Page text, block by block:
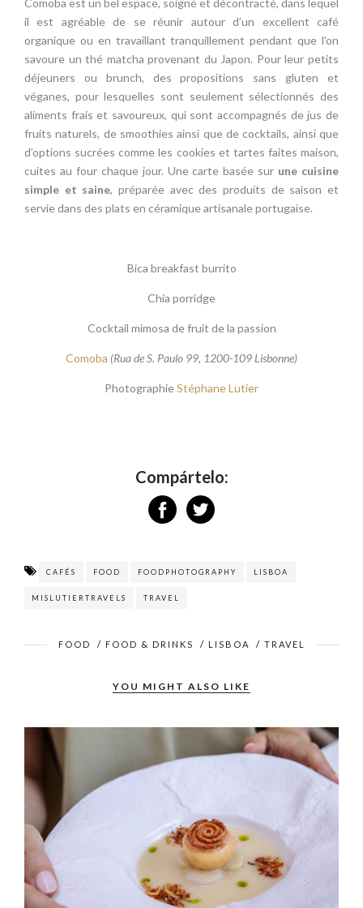
Comoba est un bel espace, soigné et décontracté, dans lequel
il est agréable de se réunir autour d’un excellent café
organique ou en travaillant tranquillement pendant que l’on
savoure un thé matcha provenant du Japon. Pour leur petits
déjeuners ou brunch, des propositions sans gluten et
véganes, pour lesquelles sont seulement sélectionnés des
aliments frais et savoureux, qui sont accompagnés de jus de
fruits naturels, de smoothies ainsi que de cocktails, ainsi que
d’options sucrées comme les cookies et tartes faites maison,
cuites au four chaque jour. Une carte basée sur une cuisine
simple et saine, préparée avec des produits de saison et
servie dans des plats en céramique artisanale portugaise.
Bica breakfast burrito
Chia porridge
Cocktail mimosa de fruit de la passion
Comoba (Rua de S. Paulo 99, 1200-109 Lisbonne)
PhotographieStéphane Lutier
Compártelo:
CAFÉS FOOD FOODPHOTOGRAPHY LISBOA
MISLUTIERTRAVELS TRAVEL
FOOD / FOOD & DRINKS / LISBOA / TRAVEL
YOU MIGHT ALSO LIKE